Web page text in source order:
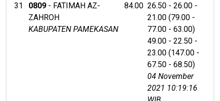
31
0809 - FATIMAH AZ-
ZAHROH
KABUPATEN PAMEKASAN
84.00 26.50 - 26.00 -
21.00 (79.00 -
77.00 - 63.00)
49.00 - 22.50 -
23.00 (147.00 -
67.50 - 68.50)
04 November
2021 10:19:16